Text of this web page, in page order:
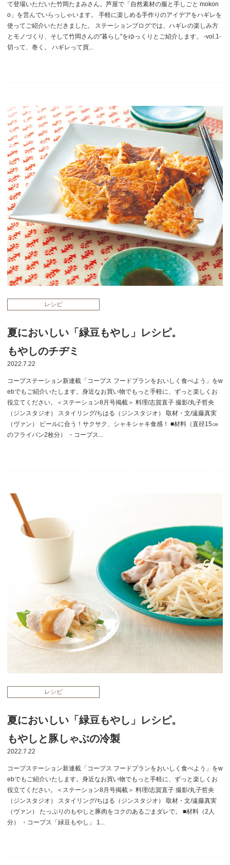
て登場いただいた竹岡たまみさん。芦屋で「自然素材の服と手しごと mokon
o」を営んでいらっしゃいます。 手軽に楽しめる手作りのアイデアをハギレを
使ってご紹介いただきました。 ステーションブログでは、ハギレの楽しみ方
とモノづくり、そして竹岡さんの"暮らし"をゆっくりとご紹介します。 -vol.1-
切って、巻く。 ハギレって買...
レシピ
夏においしい「緑豆もやし」レシピ。
もやしのチヂミ
2022.7.22
コープステーション新連載「コープス フードプランをおいしく食べよう」をw
ebでもご紹介いたします。身近なお買い物でもっと手軽に、ずっと楽しくお
役立てください。＜ステーション8月号掲載＞ 料理/志賀直子 撮影/丸子哲央
（ジンスタジオ） スタイリング/ちはる（ジンスタジオ） 取材・文/遠藤真実
（ヴァン） ビールに合う！サクサク、シャキシャキ食感！ ■材料（直径15㎝
のフライパン2枚分） ・コープス...
レシピ
夏においしい「緑豆もやし」レシピ。
もやしと豚しゃぶの冷製
2022.7.22
コープステーション新連載「コープス フードプランをおいしく食べよう」をw
ebでもご紹介いたします。身近なお買い物でもっと手軽に、ずっと楽しくお
役立てください。＜ステーション8月号掲載＞ 料理/志賀直子 撮影/丸子哲央
（ジンスタジオ） スタイリング/ちはる（ジンスタジオ） 取材・文/遠藤真実
（ヴァン） たっぷりのもやしと豚肉をコクのあるごまダレで。 ■材料（2人
分） ・コープス「緑豆もやし」 1...